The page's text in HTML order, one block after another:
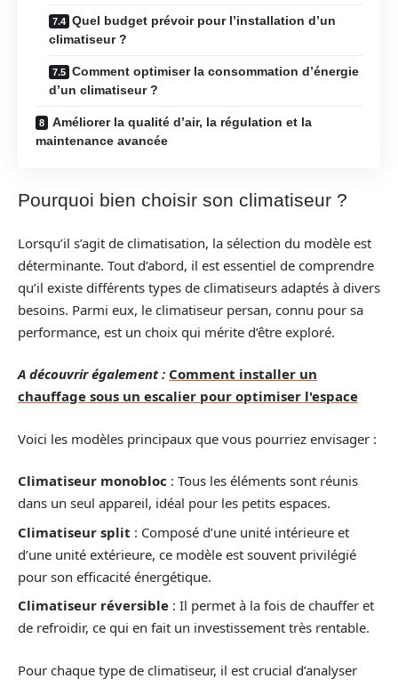
Quel budget prévoir pour l’installation d’un
climatiseur ?
Comment optimiser la consommation d’énergie
d’un climatiseur ?
Améliorer la qualité d’air, la régulation et la
maintenance avancée
Pourquoi bien choisir son climatiseur ?
Lorsqu’il s’agit de climatisation, la sélection du modèle est
déterminante. Tout d’abord, il est essentiel de comprendre
qu’il existe différents types de climatiseurs adaptés à divers
besoins. Parmi eux, le climatiseur persan, connu pour sa
performance, est un choix qui mérite d’être exploré.
A découvrir également : Comment installer un
chauffage sous un escalier pour optimiser l'espace
Voici les modèles principaux que vous pourriez envisager :
Climatiseur monobloc : Tous les éléments sont réunis
dans un seul appareil, idéal pour les petits espaces.
Climatiseur split : Composé d’une unité intérieure et
d’une unité extérieure, ce modèle est souvent privilégié
pour son efficacité énergétique.
Climatiseur réversible : Il permet à la fois de chauffer et
de refroidir, ce qui en fait un investissement très rentable.
Pour chaque type de climatiseur, il est crucial d’analyser